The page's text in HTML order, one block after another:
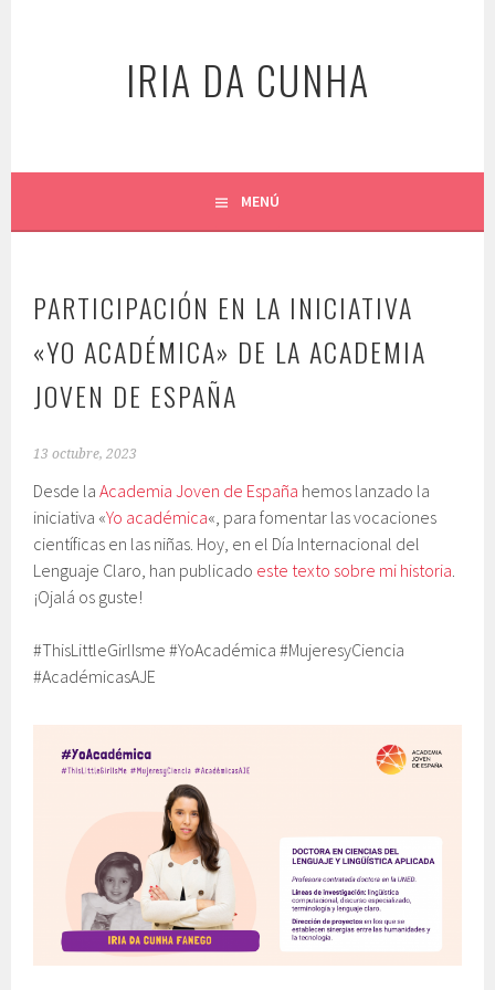
IRIA DA CUNHA
MENÚ
PARTICIPACIÓN EN LA INICIATIVA
«YO ACADÉMICA» DE LA ACADEMIA
JOVEN DE ESPAÑA
13 octubre, 2023
Desde laAcademia Joven de España hemos lanzado la
iniciativa «Yo académica«, para fomentar las vocaciones
científicas en las niñas. Hoy, en el Día Internacional del
Lenguaje Claro, han publicado este texto sobre mi historia.
¡Ojalá os guste!
#ThisLittleGirlIsme #YoAcadémica #MujeresyCiencia
#AcadémicasAJE